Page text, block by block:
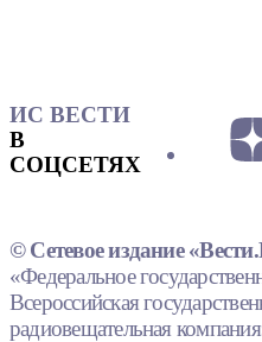
ИС ВЕСТИ
В
СОЦСЕТЯХ
© Сетевое издание
«Федеральное
Всероссийская
радиовещательная